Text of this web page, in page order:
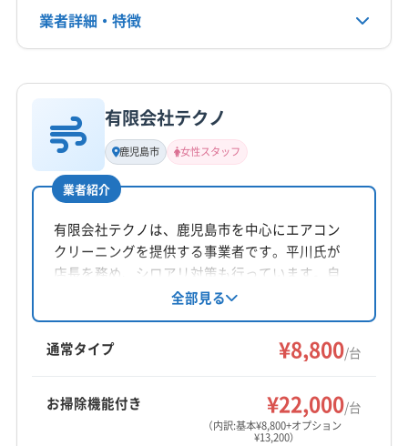
業者詳細・特徴
基本情報
代表者名
米澤
所在地
鹿児島県日置市吹上町中原2464-3
対応地域
いちき串木野市 姶良市
鹿児島市
南さつま市 南九州市 日置市
有限会社テクノ
鹿児島市 女性スタッフ
業者紹介
有限会社テクノは、鹿児島市を中心にエアコン
クリーニングを提供する事業者です。平川氏が
店長を務め、シロアリ対策も行っています。自
社対応による丁寧な作業と、女性スタッフ同行
可能という点が特徴です。営業時間外の相談も
可能。2台目以降のエアコンクリーニングには割
引があります。
全部見る
通常タイプ ¥8,800/台
お掃除機能付き ¥22,000/台
（内訳:基本¥8,800+オプション
¥13,200）